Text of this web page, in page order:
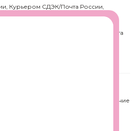
Курьером СДЭК/Почта России,
для заказов от 7000₽.
осуществляем сервисами СДЭК/Почта
доставки согласовывается с
заказа. Подробнее о
магазине можно узнать по
качества осуществляется в течение
Товар не должен быть в
товарный вид (отсутствие
наличие оригинальной и
подборки
→